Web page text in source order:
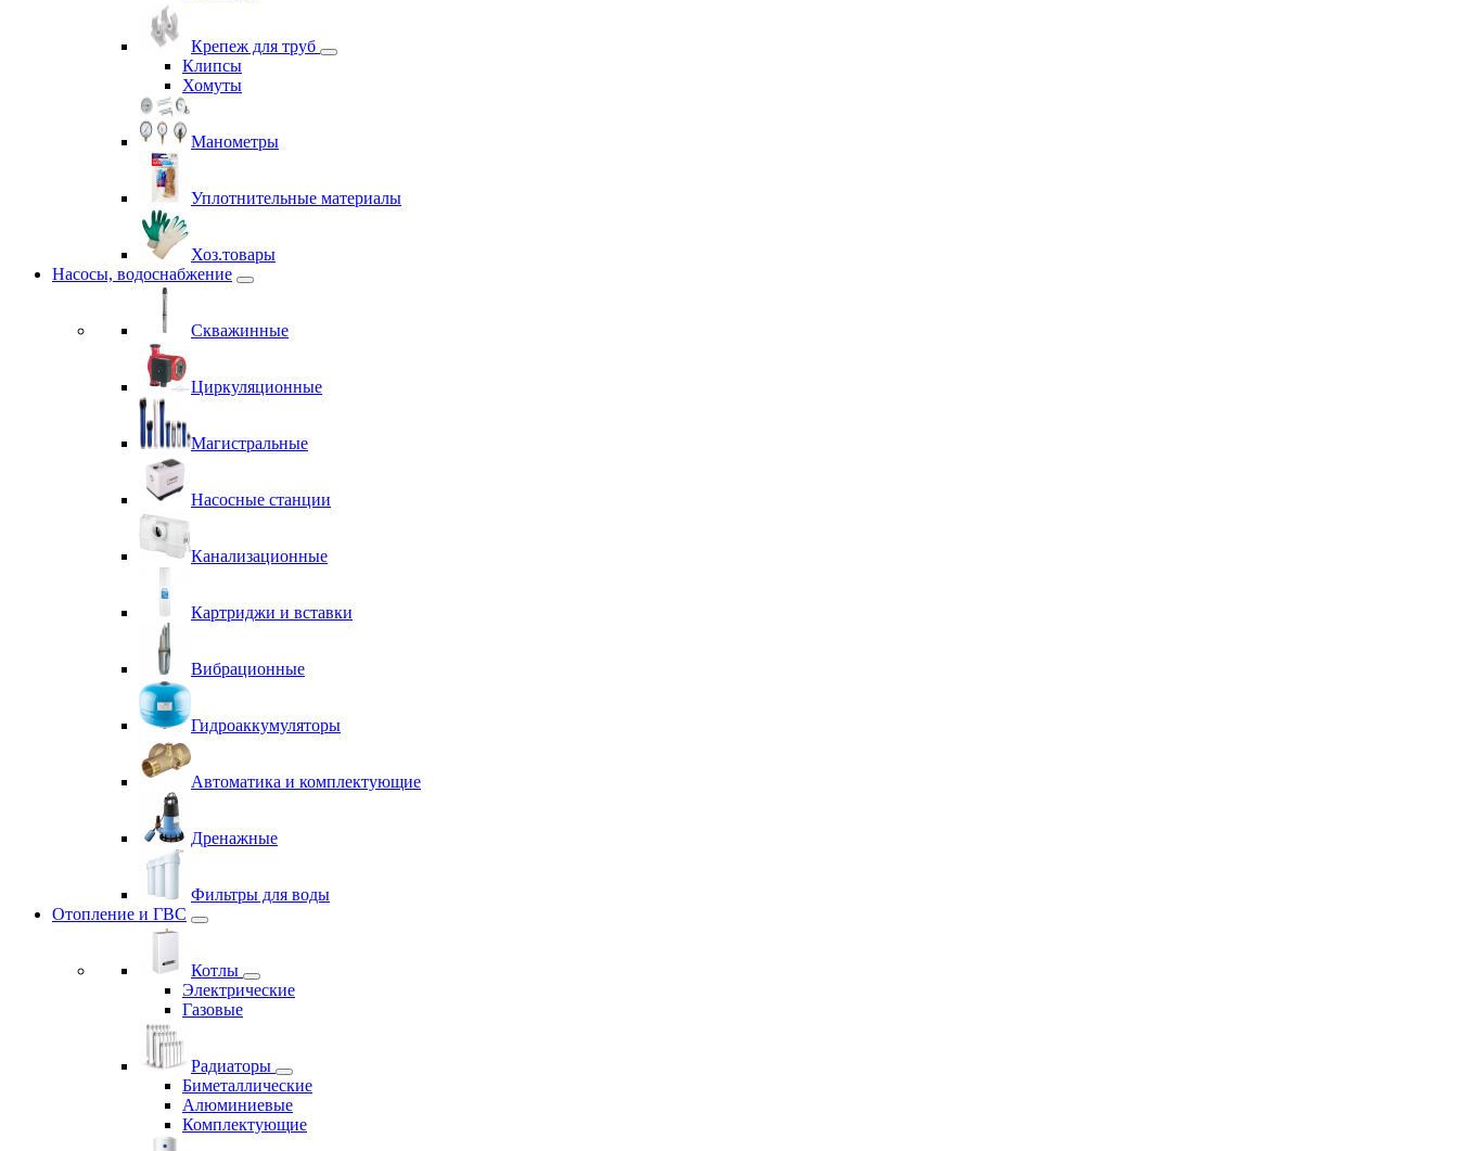
Крепеж для труб
Клипсы
Хомуты
Манометры
Уплотнительные материалы
Хоз.товары
Насосы, водоснабжение
Скважинные
Циркуляционные
Магистральные
Насосные станции
Канализационные
Картриджи и вставки
Вибрационные
Гидроаккумуляторы
Автоматика и комплектующие
Дренажные
Фильтры для воды
Отопление и ГВС
Котлы
Электрические
Газовые
Радиаторы
Биметаллические
Алюминиевые
Комплектующие